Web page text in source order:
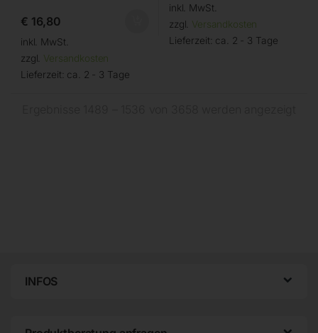
€ 16,80
inkl. MwSt.
zzgl. Versandkosten
Lieferzeit: ca. 2 - 3 Tage
inkl. MwSt.
zzgl. Versandkosten
Lieferzeit: ca. 2 - 3 Tage
INFOS